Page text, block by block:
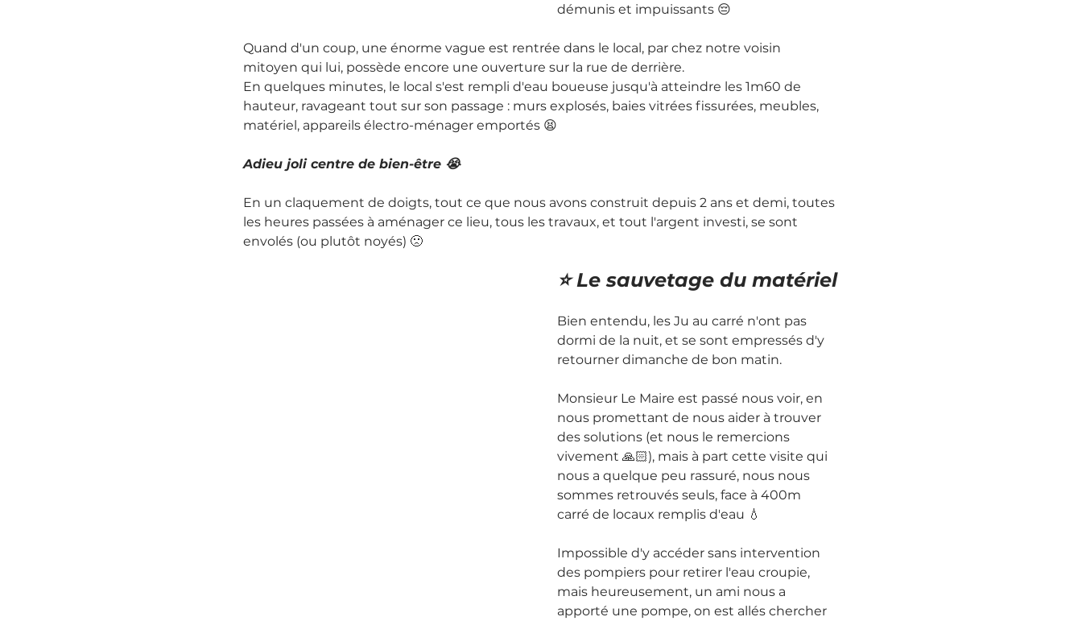
démunis et impuissants 😔
Quand d'un coup, une énorme vague est rentrée dans le local, par chez notre voisin
mitoyen qui lui, possède encore une ouverture sur la rue de derrière.
En quelques minutes, le local s'est rempli d'eau boueuse jusqu'à atteindre les 1m60 de
hauteur, ravageant tout sur son passage : murs explosés, baies vitrées fissurées, meubles,
matériel, appareils électro-ménager emportés 😫
Adieu joli centre de bien-être 😭
En un claquement de doigts, tout ce que nous avons construit depuis 2 ans et demi, toutes
les heures passées à aménager ce lieu, tous les travaux, et tout l'argent investi, se sont
envolés (ou plutôt noyés) 🙁
⭐️ Le sauvetage du matériel
Bien entendu, les Ju au carré n'ont pas
dormi de la nuit, et se sont empressés d'y
retourner dimanche de bon matin.
Monsieur Le Maire est passé nous voir, en
nous promettant de nous aider à trouver
des solutions (et nous le remercions
vivement 🙏🏻), mais à part cette visite qui
nous a quelque peu rassuré, nous nous
sommes retrouvés seuls, face à 400m
carré de locaux remplis d'eau 💧
Impossible d'y accéder sans intervention
des pompiers pour retirer l'eau croupie,
mais heureusement, un ami nous a
apporté une pompe, on est allés chercher